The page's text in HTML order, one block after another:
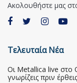
Ακολουθήστε μας
Τελευταία Νέα
Οι Metallica live στο
γνωρίζεις πριν